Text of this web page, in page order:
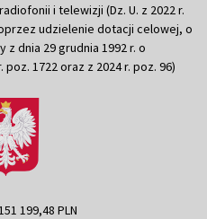
i telewizji (Dz. U. z 2022 r.
udzielenie dotacji celowej, o
dnia 29 grudnia 1992 r. o
1722 oraz z 2024 r. poz. 96)
199,48 PLN